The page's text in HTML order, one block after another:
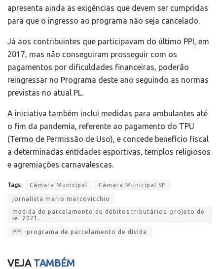
apresenta ainda as exigências que devem ser cumpridas
para que o ingresso ao programa não seja cancelado.
Já aos contribuintes que participavam do último PPI, em
2017, mas não conseguiram prosseguir com os
pagamentos por dificuldades financeiras, poderão
reingressar no Programa deste ano seguindo as normas
previstas no atual PL.
A iniciativa também inclui medidas para ambulantes até
o fim da pandemia, referente ao pagamento do TPU
(Termo de Permissão de Uso), e concede benefício fiscal
a determinadas entidades esportivas, templos religiosos
e agremiações carnavalescas.
Tags: Câmara Municipal Câmara Municipal SP
jornalista mario marcovicchio
medida de parcelamento de débitos tributários. projeto de
lei 2021.
PPI -programa de parcelamento de dívida
VEJATAMBÉM